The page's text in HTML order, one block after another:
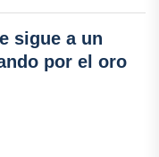
sigue a un
por el oro